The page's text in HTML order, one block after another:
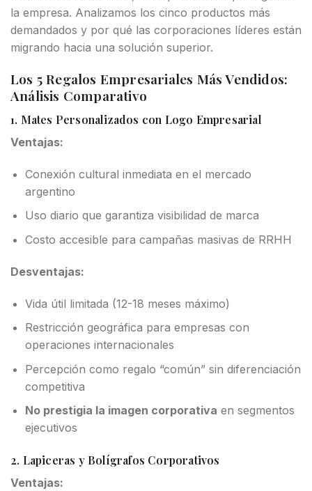
la empresa. Analizamos los cinco productos más
demandados y por qué las corporaciones líderes están
migrando hacia una solución superior.
Los 5 Regalos Empresariales Más Vendidos:
Análisis Comparativo
1. Mates Personalizados con Logo Empresarial
Ventajas:
Conexión cultural inmediata en el mercado
argentino
Uso diario que garantiza visibilidad de marca
Costo accesible para campañas masivas de RRHH
Desventajas:
Vida útil limitada (12-18 meses máximo)
Restricción geográfica para empresas con
operaciones internacionales
Percepción como regalo “común” sin diferenciación
competitiva
No prestigia la imagen corporativa en segmentos
ejecutivos
2. Lapiceras y Bolígrafos Corporativos
Ventajas: